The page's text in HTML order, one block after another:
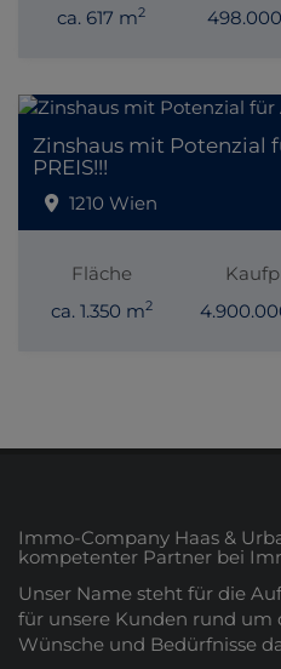
ca. 617 m2
Zinshaus mit Potenzial
PREIS!!!
1210 Wien
Fläche
ca. 1.350 m2
Immo-Company Haas &
kompetenter Partner bei
Unser Name steht für die
für unsere Kunden rund um
Wünsche und Bedürfnisse